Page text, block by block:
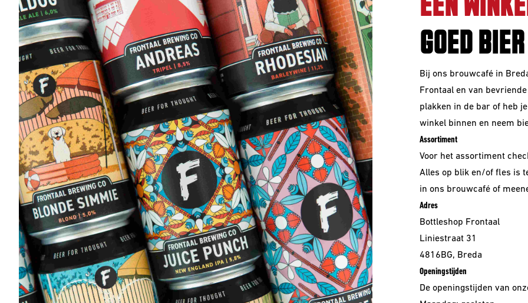
EEN
GOED BIER
Bij ons brouwcafé in
Frontaal en van
plakken in de bar of heb
winkel binnen en neem
Assortiment
Voor het assortiment
Alles op blik en/of fles is
in ons brouwcafé of
Adres
Bottleshop Frontaal
Liniestraat 31
4816BG, Breda
Openingstijden
De openingstijden van